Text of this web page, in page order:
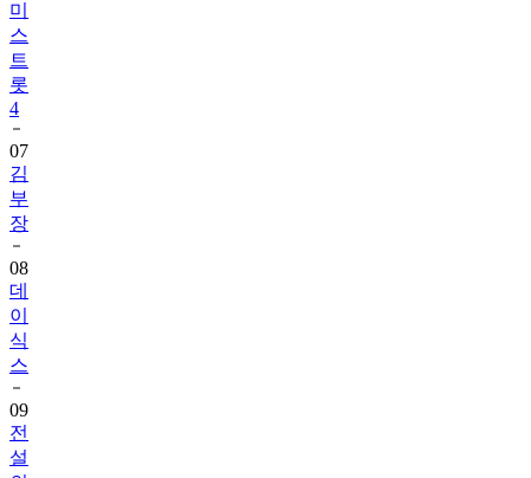
미
스
트
롯
4
07
김
부
장
08
데
이
식
스
09
전
설